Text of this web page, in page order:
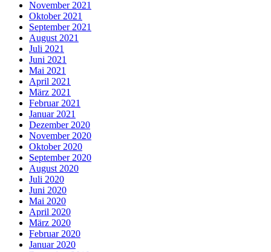
November 2021
Oktober 2021
September 2021
August 2021
Juli 2021
Juni 2021
Mai 2021
April 2021
März 2021
Februar 2021
Januar 2021
Dezember 2020
November 2020
Oktober 2020
September 2020
August 2020
Juli 2020
Juni 2020
Mai 2020
April 2020
März 2020
Februar 2020
Januar 2020